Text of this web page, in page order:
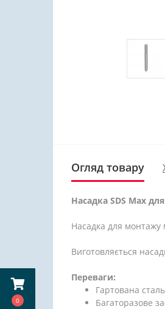
0
Огляд товару
Насадка SDS Max
Насадка для монтажу
Виготовляється
Переваги:
Гартована
Багаторазове